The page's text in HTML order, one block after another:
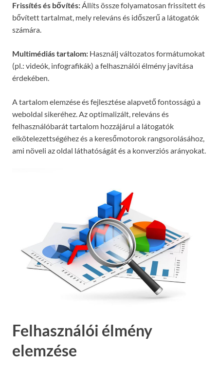
Frissítés és bővítés:Állíts össze folyamatosan frissített és
bővített tartalmat, mely releváns és időszerű a látogatók
számára.
Multimédiás tartalom: Használj változatos formátumokat
(pl.: videók, infografikák) a felhasználói élmény javítása
érdekében.
A tartalom elemzése és fejlesztése alapvető fontosságú a
weboldal sikeréhez. Az optimalizált, releváns és
felhasználóbarát tartalom hozzájárul a látogatók
elkötelezettségéhez és a keresőmotorok rangsorolásához,
ami növeli az oldal láthatóságát és a konverziós arányokat.
Felhasználói élmény
elemzése